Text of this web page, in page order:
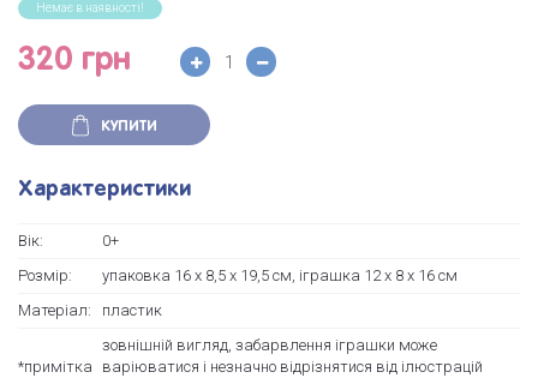
Немає в наявності!
320 грн
КУПИТИ
Характеристики
Вік:
0+
Розмір:
упаковка 16 х 8,5 х 19,5 см, іграшка 12 х 8 х 16 см
Матеріал:
пластик
*примітка
зовнішній вигляд, забарвлення іграшки може
варіюватися і незначно відрізнятися від ілюстрацій